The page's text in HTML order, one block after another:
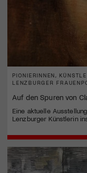
PIONIERINNEN,
LENZBURGER
Auf den Spuren von
Eine aktuelle
Lenzburger Künstlerin